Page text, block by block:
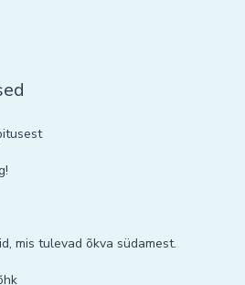
mis tulevad õkva südamest.